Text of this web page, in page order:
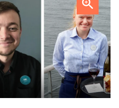
Maja Svensson blev Årets
sommarjobbare